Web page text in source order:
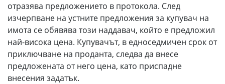
отразява предложението в протокола. След
изчерпване на устните предложения за купувач на
имота се обявява този наддавач, който е предложил
най-висока цена. Купувачът, в едноседмичен срок от
приключване на проданта, следва да внесе
предложената от него цена, като приспадне
внесения задатък.